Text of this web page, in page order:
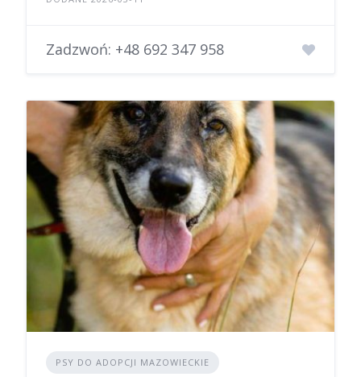
Zadzwoń: +48 692 347 958
PSY DO ADOPCJI MAZOWIECKIE